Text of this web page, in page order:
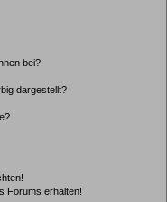
bei?
dargestellt?
Forums erhalten!